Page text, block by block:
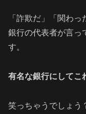
「詐欺だ」「関わ
銀行の代表者が言っ
す。
有名な銀行にしてこ
笑っちゃうでしょう